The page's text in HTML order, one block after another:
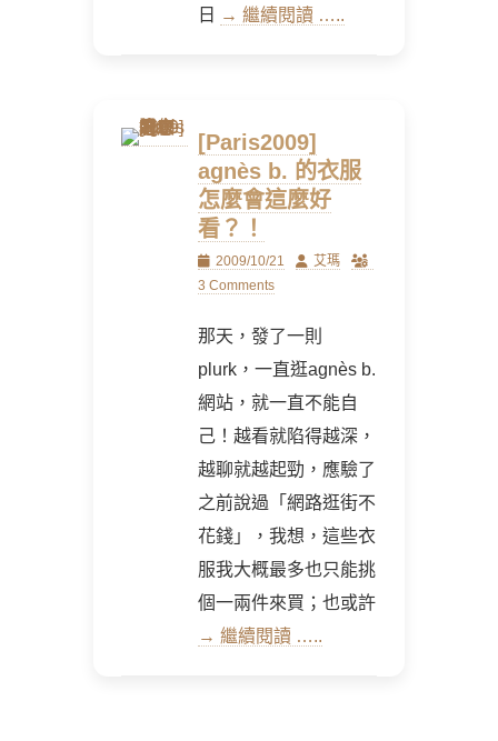
日
→ 繼續閱讀 …..
[Paris2009]
agnès b. 的衣服
怎麼會這麼好
看？！
Posted
on
2009/10/21 Author
艾瑪
3 Comments
那天，發了一則
plurk，一直逛agnès b.
網站，就一直不能自
己！越看就陷得越深，
越聊就越起勁，應驗了
之前說過「網路逛街不
花錢」，我想，這些衣
服我大概最多也只能挑
個一兩件來買；也或許
→ 繼續閱讀 …..